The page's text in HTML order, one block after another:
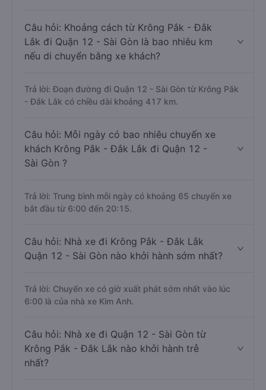
Câu hỏi: Khoảng cách từ Krông Pắk - Đắk
Lắk đi Quận 12 - Sài Gòn là bao nhiêu km
nếu di chuyển bằng xe khách?
Trả lời: Đoạn đường đi Quận 12 - Sài Gòn từ Krông Pắk
- Đắk Lắk có chiều dài khoảng 417 km.
Câu hỏi: Mỗi ngày có bao nhiêu chuyến xe
khách Krông Pắk - Đắk Lắk đi Quận 12 -
Sài Gòn ?
Trả lời: Trung bình mỗi ngày có khoảng 65 chuyến xe
bắt đầu từ 6:00 đến 20:15.
Câu hỏi: Nhà xe đi Krông Pắk - Đắk Lắk
Quận 12 - Sài Gòn nào khởi hành sớm nhất?
Trả lời: Chuyến xe có giờ xuất phát sớm nhất vào lúc
6:00 là của nhà xe Kim Anh.
Câu hỏi: Nhà xe đi Quận 12 - Sài Gòn từ
Krông Pắk - Đắk Lắk nào khởi hành trễ
nhất?